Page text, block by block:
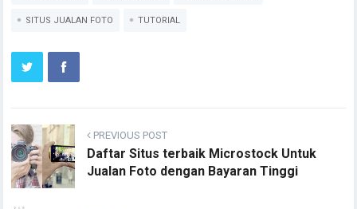
SITUS JUALAN FOTO TUTORIAL
PREVIOUS POST
Daftar Situs terbaik Microstock Untuk
Jualan Foto dengan Bayaran Tinggi